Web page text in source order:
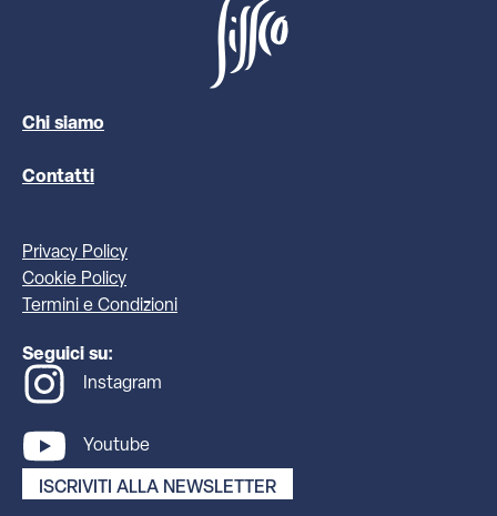
Chi siamo
Contatti
Privacy Policy
Cookie Policy
Termini e Condizioni
Seguici su:
Instagram
Youtube
ISCRIVITI ALLA NEWSLETTER